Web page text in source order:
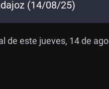
(14/08/25)
de este jueves, 14 de